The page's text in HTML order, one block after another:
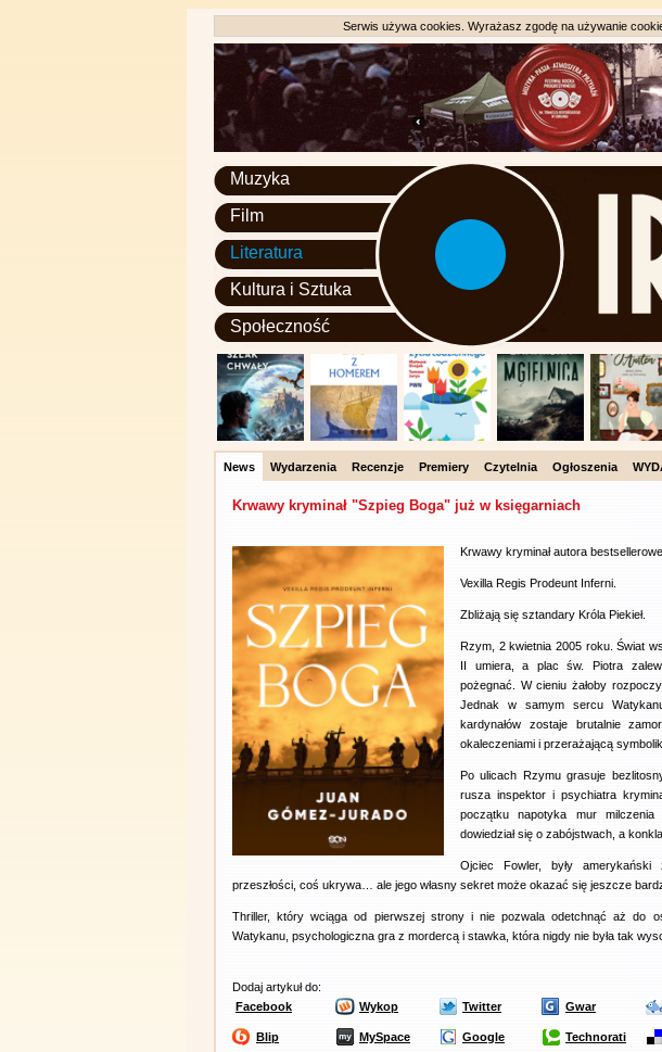
Serwis używa cookies. Wyrażasz zgodę na używanie
Muzyka
Film
Literatura
Kultura i Sztuka
Społeczność
News Wydarzenia Recenzje Premiery Czytelnia Ogłoszenia
Krwawy kryminał "Szpieg Boga" już w księgarniach
Krwawy kryminał autora
Vexilla Regis Prodeunt Inferni.
Zbliżają się sztandary Króla Piekieł.
Rzym, 2 kwietnia 2005 roku. Świat
II umiera, a plac św. Piotra
pożegnać. W cieniu żałoby
Jednak w samym sercu
kardynałów zostaje brutalnie
okaleczeniami i przerażającą
Po ulicach Rzymu grasuje
rusza inspektor i psychiatra
początku napotyka mur
dowiedział się o zabójstwach, a
Ojciec Fowler, były amerykański
przeszłości, coś ukrywa… ale jego własny sekret może okazać się jeszcze
Thriller, który wciąga od pierwszej strony i nie pozwala odetchnąć aż do
Watykanu, psychologiczna gra z mordercą i stawka, która nigdy nie była tak
Dodaj artykuł do:
Facebook
Wykop Twitter Gwar
Blip MySpace Google Technorati